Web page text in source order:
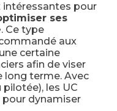
intéressantes pour
ses
. Ce type
aux
certaine
afin de viser
long terme. Avec
les UC
pour dynamiser